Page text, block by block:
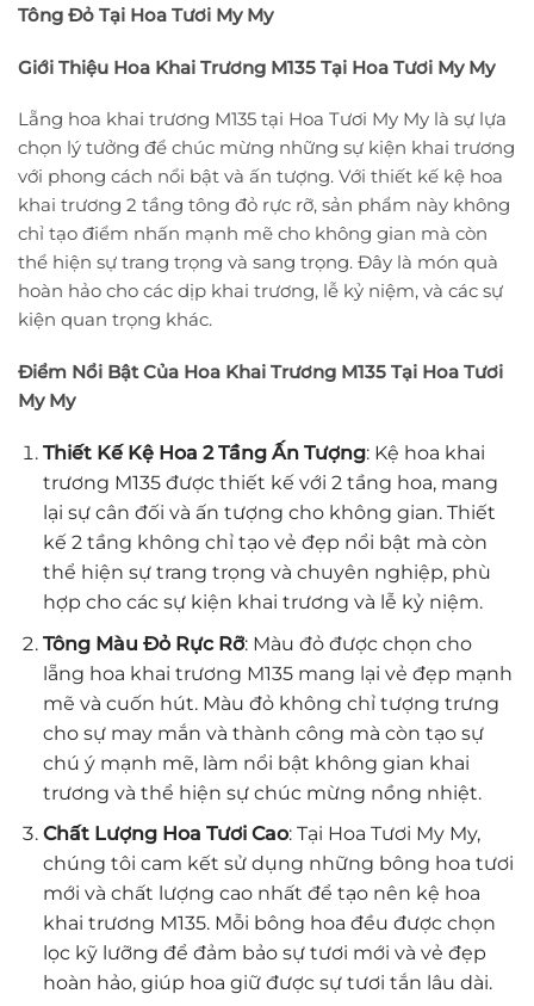
Tông Đỏ Tại Hoa Tươi My My
Giới Thiệu Hoa Khai Trương M135 Tại Hoa Tươi My My
Lẵng hoa khai trương M135 tại Hoa Tươi My My là sự lựa
chọn lý tưởng để chúc mừng những sự kiện khai trương
với phong cách nổi bật và ấn tượng. Với thiết kế kệ hoa
khai trương 2 tầng tông đỏ rực rỡ, sản phẩm này không
chỉ tạo điểm nhấn mạnh mẽ cho không gian mà còn
thể hiện sự trang trọng và sang trọng. Đây là món quà
hoàn hảo cho các dịp khai trương, lễ kỷ niệm, và các sự
kiện quan trọng khác.
Điểm Nổi Bật Của Hoa Khai Trương M135 Tại Hoa Tươi
My My
Thiết Kế Kệ Hoa 2 Tầng Ấn Tượng: Kệ hoa khai
trương M135 được thiết kế với 2 tầng hoa, mang
lại sự cân đối và ấn tượng cho không gian. Thiết
kế 2 tầng không chỉ tạo vẻ đẹp nổi bật mà còn
thể hiện sự trang trọng và chuyên nghiệp, phù
hợp cho các sự kiện khai trương và lễ kỷ niệm.
Tông Màu Đỏ Rực Rỡ: Màu đỏ được chọn cho
lẵng hoa khai trương M135 mang lại vẻ đẹp mạnh
mẽ và cuốn hút. Màu đỏ không chỉ tượng trưng
cho sự may mắn và thành công mà còn tạo sự
chú ý mạnh mẽ, làm nổi bật không gian khai
trương và thể hiện sự chúc mừng nồng nhiệt.
Chất Lượng Hoa Tươi Cao: Tại Hoa Tươi My My,
chúng tôi cam kết sử dụng những bông hoa tươi
mới và chất lượng cao nhất để tạo nên kệ hoa
khai trương M135. Mỗi bông hoa đều được chọn
lọc kỹ lưỡng để đảm bảo sự tươi mới và vẻ đẹp
hoàn hảo, giúp hoa giữ được sự tươi tắn lâu dài.